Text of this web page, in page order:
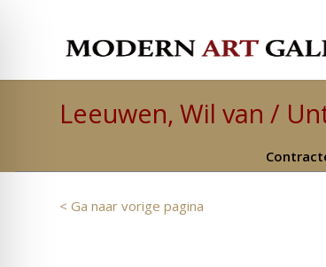
Leeuwen, Wil van /
< Ga naar vorige pagina